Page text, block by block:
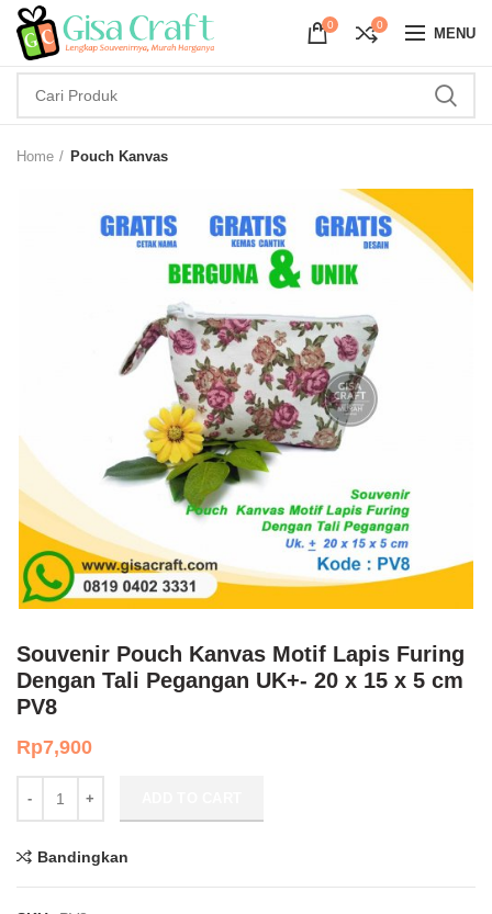
0 0 MENU
Home Pouch Kanvas
Souvenir Pouch Kanvas Motif Lapis Furing
Dengan Tali Pegangan UK+- 20 x 15 x 5 cm
PV8
Rp7,900
Bandingkan